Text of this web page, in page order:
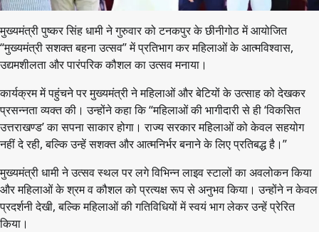
मुख्यमंत्री पुष्कर सिंह धामी ने गुरुवार को टनकपुर के छीनीगोठ में आयोजित
“मुख्यमंत्री सशक्त बहना उत्सव” में प्रतिभाग कर महिलाओं के आत्मविश्वास,
उद्यमशीलता और पारंपरिक कौशल का उत्सव मनाया।
कार्यक्रम में पहुंचने पर मुख्यमंत्री ने महिलाओं और बेटियों के उत्साह को देखकर
प्रसन्नता व्यक्त की। उन्होंने कहा कि “महिलाओं की भागीदारी से ही ‘विकसित
उत्तराखण्ड’ का सपना साकार होगा। राज्य सरकार महिलाओं को केवल सहयोग
नहीं दे रही, बल्कि उन्हें सशक्त और आत्मनिर्भर बनाने के लिए प्रतिबद्ध है।”
मुख्यमंत्री धामी ने उत्सव स्थल पर लगे विभिन्न लाइव स्टालों का अवलोकन किया
और महिलाओं के श्रम व कौशल को प्रत्यक्ष रूप से अनुभव किया। उन्होंने न केवल
प्रदर्शनी देखी, बल्कि महिलाओं की गतिविधियों में स्वयं भाग लेकर उन्हें प्रेरित
किया।